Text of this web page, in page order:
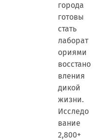
города
готовы
стать
лаборат
ориями
восстано
вления
дикой
жизни.
Исследо
вание
2,800+